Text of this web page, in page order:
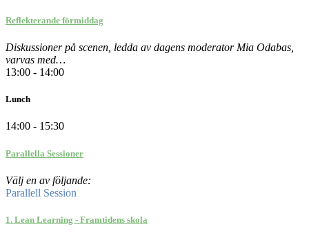
Reflekterande förmiddag
Diskussioner på scenen, ledda av dagens moderator Mia Odabas,
varvas med…
13:00 - 14:00
Lunch
14:00 - 15:30
Parallella Sessioner
Välj en av följande:
Parallell Session
1. Lean Learning - Framtidens skola